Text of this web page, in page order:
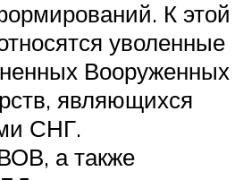
К этой
уволенные
Вооруженных
являющихся
СНГ.
а также